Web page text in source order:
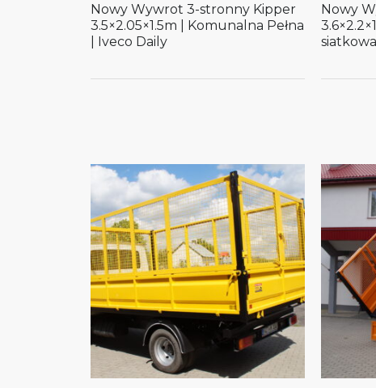
Nowy Wywrot 3-stronny Kipper
3.5×2.05×1.5m | Komunalna Pełna
| Iveco Daily
Nowy